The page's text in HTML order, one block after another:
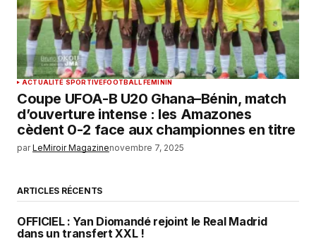
ACTUALITÉ SPORTIVEFOOTBALL FEMININ
Coupe UFOA-B U20 Ghana–Bénin, match
d’ouverture intense : les Amazones
cèdent 0-2 face aux championnes en titre
par LeMiroir Magazinenovembre 7, 2025
ARTICLES RÉCENTS
OFFICIEL : Yan Diomandé rejoint le Real Madrid
dans un transfert XXL !